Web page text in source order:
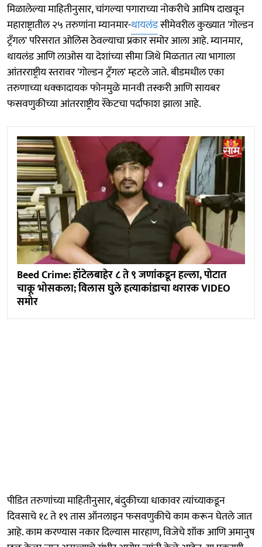
मिळालेल्या माहितीनुसार, चांगल्या पगाराच्या नोकरीचे आमिष दाखवून
महाराष्ट्रातील २५ तरुणांना म्यानमार-थायलंडसीमेवरील कुख्यात 'गोल्डन
ट्रँगल' परिसरात ओलिस ठेवल्याचा प्रकार समोर आला आहे. म्यानमार,
थायलंड आणि लाओस या देशांच्या सीमा जिथे मिळतात त्या भागाला
आंतरराष्ट्रीय स्तरावर 'गोल्डन ट्रँगल' म्हटले जाते. बीडमधील एका
तरुणाच्या धक्कादायक फोनमुळे मानवी तस्करी आणि सायबर
फसवणुकीच्या आंतरराष्ट्रीय रॅकेटचा पर्दाफाश झाला आहे.
Beed Crime: हॉटेलबाहेर ८ ते ९ जणांकडून हल्ला, पोटात
चाकू भोसकला; विलास घुले हत्याकांडाचा थरारक VIDEO
समोर
पीडित तरुणांच्या माहितीनुसार, बंदुकीच्या धाकावर त्यांच्याकडून
दिवसाचे १८ ते १९ तास ऑनलाइन फसवणुकीचे काम करून घेतले जात
आहे. काम करण्यास नकार दिल्यास मारहाण, विजेचे शॉक आणि अमानुष